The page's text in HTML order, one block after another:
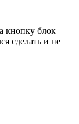
кнопку блок
сделать и не